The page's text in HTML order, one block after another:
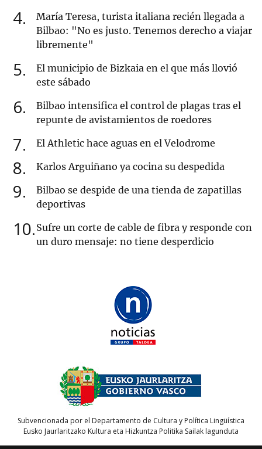
4
María Teresa, turista italiana recién llegada a
Bilbao: "No es justo. Tenemos derecho a viajar
libremente"
5
El municipio de Bizkaia en el que más llovió
este sábado
6
Bilbao intensifica el control de plagas tras el
repunte de avistamientos de roedores
7 El Athletic hace aguas en el Velodrome
8 Karlos Arguiñano ya cocina su despedida
9
Bilbao se despide de una tienda de zapatillas
deportivas
10 Sufre un corte de cable de fibra y responde con
un duro mensaje: no tiene desperdicio
Subvencionada por el Departamento de Cultura y Política Lingüística
Eusko Jaurlaritzako Kultura eta Hizkuntza Politika Sailak lagunduta